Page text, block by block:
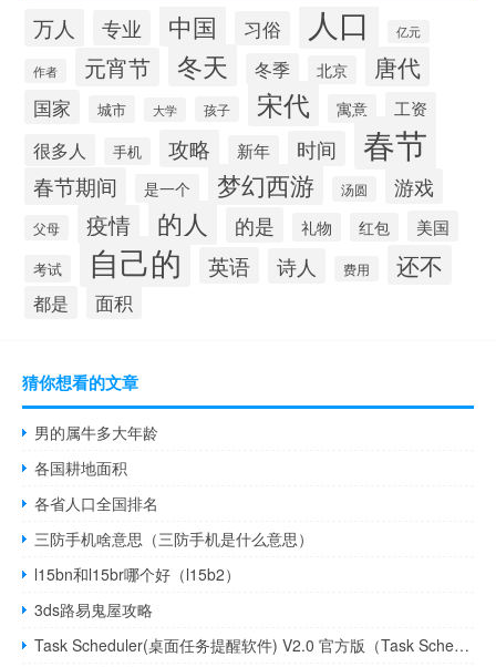
万人 专业 中国 习俗 人口 亿元
作者 元宵节 冬天 冬季 北京 唐代
国家 城市 大学 孩子 宋代 寓意 工资
很多人 手机 攻略 新年 时间 春节
春节期间 是一个 梦幻西游 汤圆 游戏
父母 疫情 的人 的是 礼物 红包 美国
考试 自己的 英语 诗人 费用 还不
都是 面积
猜你想看的文章
男的属牛多大年龄
各国耕地面积
各省人口全国排名
三防手机啥意思（三防手机是什么意思）
l15bn和l15br哪个好（l15b2）
3ds路易鬼屋攻略
Task Scheduler(桌面任务提醒软件) V2.0 官方版（Task Scheduler(桌面任务提醒软件) V2.0 官方版功能简介）